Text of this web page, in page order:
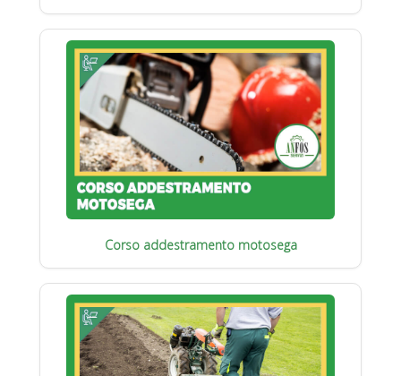
Corso addestramento motosega